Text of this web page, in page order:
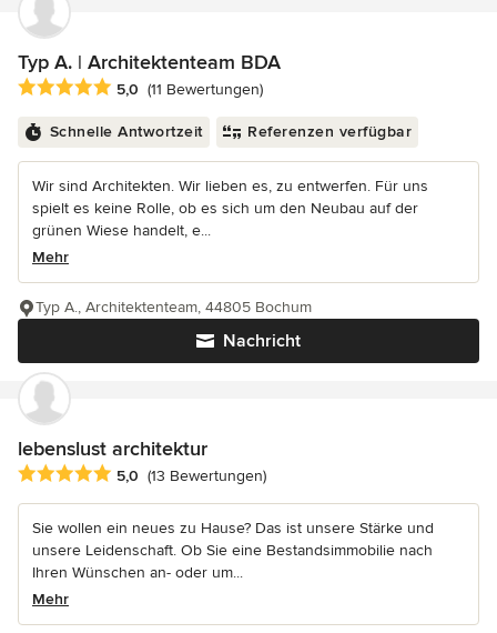
Typ A. | Architektenteam BDA
Durchschnittliche Bewertung: 5 von 5 Sternen
5,0 (11 Bewertungen)
Schnelle Antwortzeit Referenzen verfügbar
Wir sind Architekten. Wir lieben es, zu entwerfen. Für uns
spielt es keine Rolle, ob es sich um den Neubau auf der
grünen Wiese handelt, e...
Mehr
Nachricht
Typ A., Architektenteam, 44805 Bochum
lebenslust architektur
Durchschnittliche Bewertung: 5 von 5 Sternen
5,0 (13 Bewertungen)
Sie wollen ein neues zu Hause? Das ist unsere Stärke und
unsere Leidenschaft. Ob Sie eine Bestandsimmobilie nach
Ihren Wünschen an- oder um...
Mehr